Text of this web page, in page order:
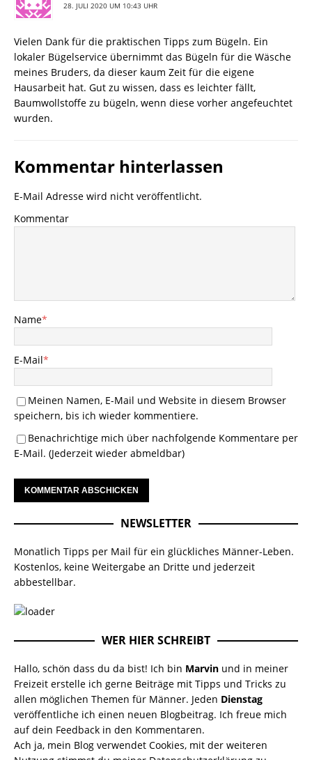
28. JULI 2020 UM 10:43 UHR
Vielen Dank für die praktischen Tipps zum Bügeln. Ein
lokaler Bügelservice übernimmt das Bügeln für die Wäsche
meines Bruders, da dieser kaum Zeit für die eigene
Hausarbeit hat. Gut zu wissen, dass es leichter fällt,
Baumwollstoffe zu bügeln, wenn diese vorher angefeuchtet
wurden.
Kommentar hinterlassen
E-Mail Adresse wird nicht veröffentlicht.
Kommentar
Name*
E-Mail*
Meinen Namen, E-Mail und Website in diesem Browser
speichern, bis ich wieder kommentiere.
Benachrichtige mich über nachfolgende Kommentare per
E-Mail. (Jederzeit wieder abmeldbar)
NEWSLETTER
Monatlich Tipps per Mail für ein glückliches Männer-Leben.
Kostenlos, keine Weitergabe an Dritte und jederzeit
abbestellbar.
WER HIER SCHREIBT
Hallo, schön dass du da bist! Ich bin Marvin und in meiner
Freizeit erstelle ich gerne Beiträge mit Tipps und Tricks zu
allen möglichen Themen für Männer. Jeden Dienstag
veröffentliche ich einen neuen Blogbeitrag. Ich freue mich
auf dein Feedback in den Kommentaren.
Ach ja, mein Blog verwendet Cookies, mit der weiteren